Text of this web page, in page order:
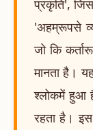
प्रकृति',
'अहम्रूपसे
जो कि
मानता है।
श्लोकमें हुआ
रहता है।